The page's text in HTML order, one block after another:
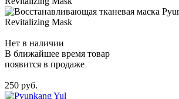
Нет в наличии
В ближайшее время товар
появится в продаже
250 руб.